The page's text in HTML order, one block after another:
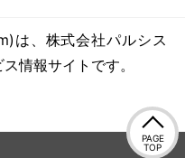
は、株式会社パルシス
情報サイトです。
PAGE
TOP